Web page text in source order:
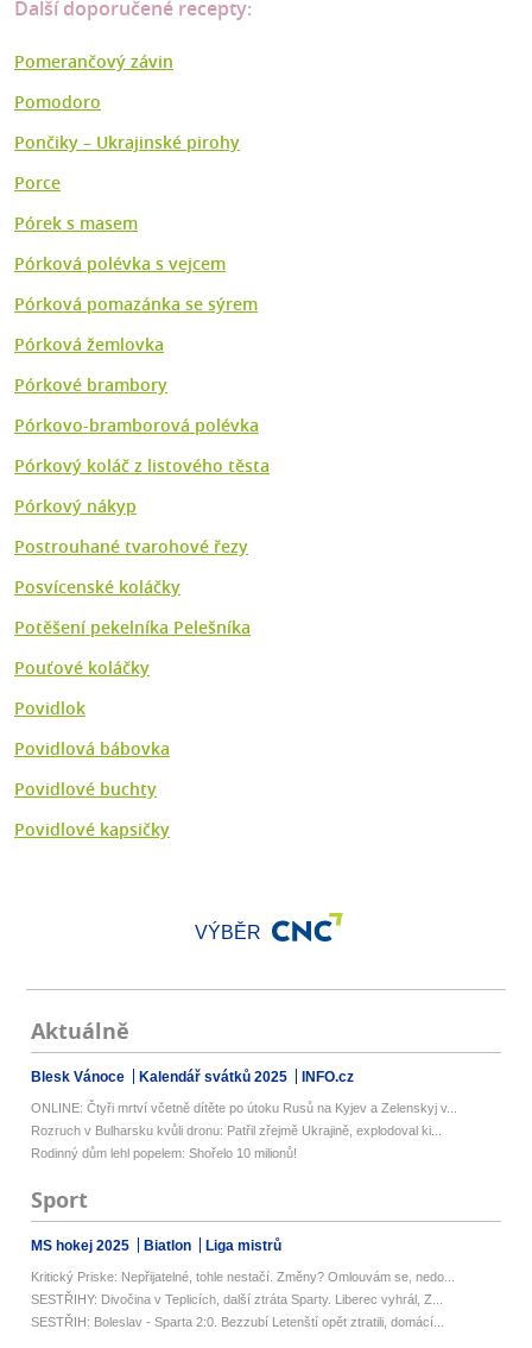
Další doporučené recepty:
Pomerančový závin
Pomodoro
Pončiky – Ukrajinské pirohy
Porce
Pórek s masem
Pórková polévka s vejcem
Pórková pomazánka se sýrem
Pórková žemlovka
Pórkové brambory
Pórkovo-bramborová polévka
Pórkový koláč z listového těsta
Pórkový nákyp
Postrouhané tvarohové řezy
Posvícenské koláčky
Potěšení pekelníka Pelešníka
Pouťové koláčky
Povidlok
Povidlová bábovka
Povidlové buchty
Povidlové kapsičky
VÝBĚR
Aktuálně
Blesk Vánoce Kalendář svátků 2025 INFO.cz
ONLINE: Čtyři mrtví včetně dítěte po útoku Rusů na Kyjev a Zelenskyj v...
Rozruch v Bulharsku kvůli dronu: Patřil zřejmě Ukrajině, explodoval ki...
Rodinný dům lehl popelem: Shořelo 10 milionů!
Sport
MS hokej 2025 Biatlon Liga mistrů
Kritický Priske: Nepřijatelné, tohle nestačí. Změny? Omlouvám se, nedo...
SESTŘIHY: Divočina v Teplicích, další ztráta Sparty. Liberec vyhrál, Z...
SESTŘIH: Boleslav - Sparta 2:0. Bezzubí Letenští opět ztratili, domácí...